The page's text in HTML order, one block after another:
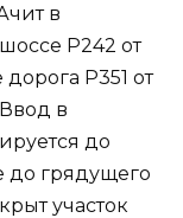
в
Р242 от
Р351 от
в
до
до грядущего
участок